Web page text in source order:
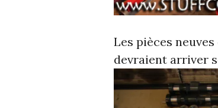
Les pièces
devraient arriver